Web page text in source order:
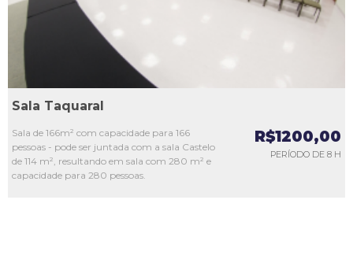
Sala Taquaral
Sala de 166m² com capacidade para 166
pessoas - pode ser juntada com a sala Castelo
de 114 m², resultando em sala com 280 m² e
capacidade para 280 pessoas.
R$1200,00
PERÍODO DE 8 H